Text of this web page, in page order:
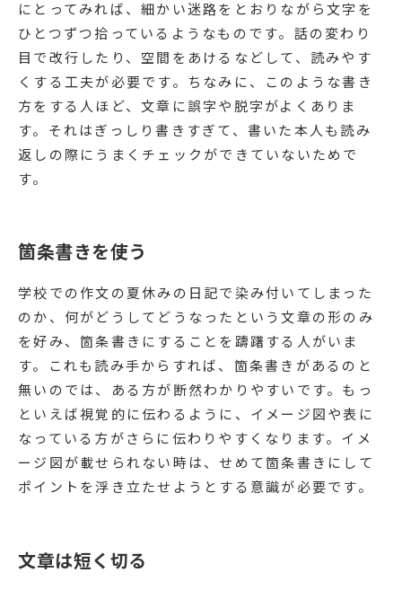
にとってみれば、細かい迷路をとおりながら文字を
ひとつずつ拾っているようなものです。話の変わり
目で改行したり、空間をあけるなどして、読みやす
くする工夫が必要です。ちなみに、このような書き
方をする人ほど、文章に誤字や脱字がよくありま
す。それはぎっしり書きすぎて、書いた本人も読み
返しの際にうまくチェックができていないためで
す。
箇条書きを使う
学校での作文の夏休みの日記で染み付いてしまった
のか、何がどうしてどうなったという文章の形のみ
を好み、箇条書きにすることを躊躇する人がいま
す。これも読み手からすれば、箇条書きがあるのと
無いのでは、ある方が断然わかりやすいです。もっ
といえば視覚的に伝わるように、イメージ図や表に
なっている方がさらに伝わりやすくなります。イメ
ージ図が載せられない時は、せめて箇条書きにして
ポイントを浮き立たせようとする意識が必要です。
文章は短く切る